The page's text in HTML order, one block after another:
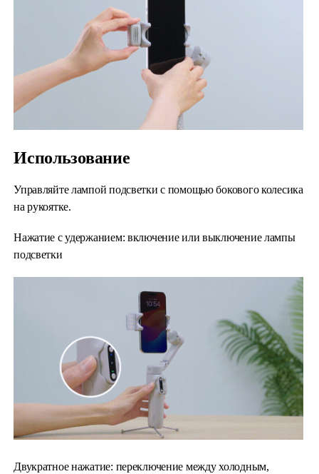
Использование
Управляйте лампой подсветки с помощью бокового колесика
на рукоятке.
Нажатие с удержанием: включение или выключение лампы
подсветки
Двукратное нажатие: переключение между холодным,